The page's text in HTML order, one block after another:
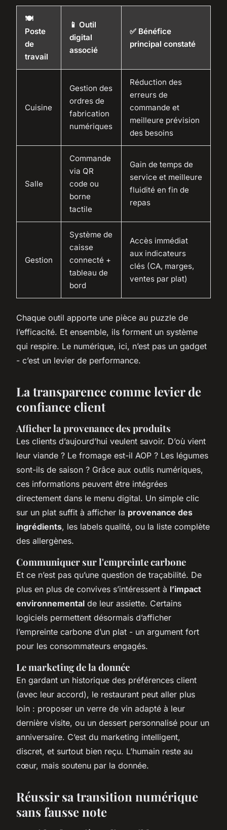
🍽️
Poste
de
travail
📱 Outil
digital
associé
✅ Bénéfice
principal constaté
Cuisine
Gestion des
ordres de
fabrication
numériques
Réduction des
erreurs de
commande et
meilleure prévision
des besoins
Salle
Commande
via QR
code ou
borne
tactile
Gain de temps de
service et meilleure
fluidité en fin de
repas
Gestion
Système de
caisse
connecté +
tableau de
bord
Accès immédiat
aux indicateurs
clés (CA, marges,
ventes par plat)
Chaque outil apporte une pièce au puzzle de
l’efficacité. Et ensemble, ils forment un système
qui respire. Le numérique, ici, n’est pas un gadget
- c’est un levier de performance.
La transparence comme levier de
confiance client
Afficher la provenance des produits
Les clients d’aujourd’hui veulent savoir. D’où vient
leur viande ? Le fromage est-il AOP ? Les légumes
sont-ils de saison ? Grâce aux outils numériques,
ces informations peuvent être intégrées
directement dans le menu digital. Un simple clic
sur un plat suffit à afficher la provenance des
ingrédients, les labels qualité, ou la liste complète
des allergènes.
Communiquer sur l'empreinte carbone
Et ce n’est pas qu’une question de traçabilité. De
plus en plus de convives s’intéressent à l’impact
environnemental de leur assiette. Certains
logiciels permettent désormais d’afficher
l’empreinte carbone d’un plat - un argument fort
pour les consommateurs engagés.
Le marketing de la donnée
En gardant un historique des préférences client
(avec leur accord), le restaurant peut aller plus
loin : proposer un verre de vin adapté à leur
dernière visite, ou un dessert personnalisé pour un
anniversaire. C’est du marketing intelligent,
discret, et surtout bien reçu. L’humain reste au
cœur, mais soutenu par la donnée.
Réussir sa transition numérique
sans fausse note